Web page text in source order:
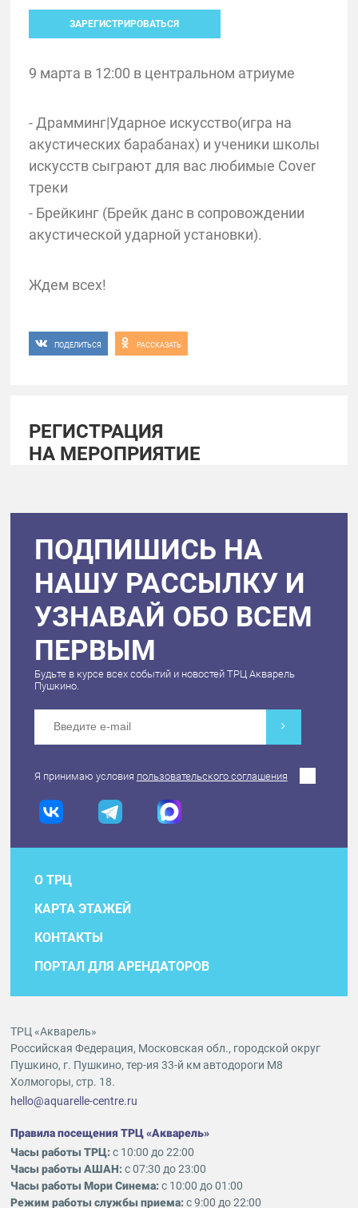
ЗАРЕГИСТРИРОВАТЬСЯ
9 марта в 12:00 в центральном атриуме
- Драмминг|Ударное искусство(игра на
акустических барабанах) и ученики школы
искусств сыграют для вас любимые Cover
треки
- Брейкинг (Брейк данс в сопровождении
акустической ударной установки).
Ждем всех!
ПОДЕЛИТЬСЯ РАССКАЗАТЬ
РЕГИСТРАЦИЯ
НА МЕРОПРИЯТИЕ
ПОДПИШИСЬ НА
НАШУ РАССЫЛКУ И
УЗНАВАЙ ОБО ВСЕМ
ПЕРВЫМ
Будьте в курсе всех событий и новостей ТРЦ Акварель
Пушкино.
Я принимаю условия пользовательского соглашения
О ТРЦ
КАРТА ЭТАЖЕЙ
КОНТАКТЫ
ПОРТАЛ ДЛЯ АРЕНДАТОРОВ
ТРЦ «Акварель»
Российская Федерация, Московская обл., городской округ
Пушкино, г. Пушкино, тер-ия 33-й км автодороги М8
Холмогоры, стр. 18.
hello@aquarelle-centre.ru
Правила посещения ТРЦ «Акварель»
Часы работы ТРЦ:с 10:00 до 22:00
Часы работы АШАН:с 07:30 до 23:00
Часы работы Мори Синема:с 10:00 до 01:00
Режим работы службы приема:с 9:00 до 22:00